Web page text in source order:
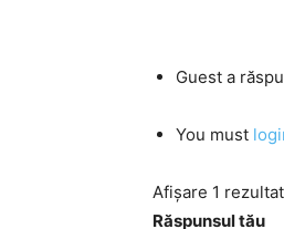
Guest a
You must
Afișare 1 rezultat
Răspunsul tău